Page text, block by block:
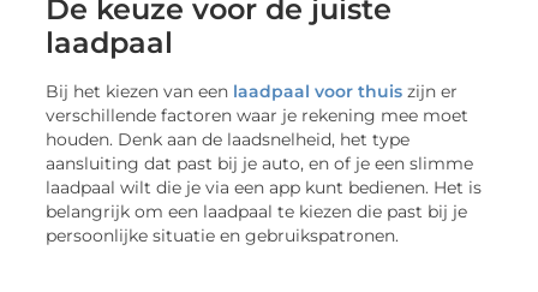
De keuze voor de juiste
laadpaal
Bij het kiezen van een laadpaal voor thuis zijn er
verschillende factoren waar je rekening mee moet
houden. Denk aan de laadsnelheid, het type
aansluiting dat past bij je auto, en of je een slimme
laadpaal wilt die je via een app kunt bedienen. Het is
belangrijk om een laadpaal te kiezen die past bij je
persoonlijke situatie en gebruikspatronen.